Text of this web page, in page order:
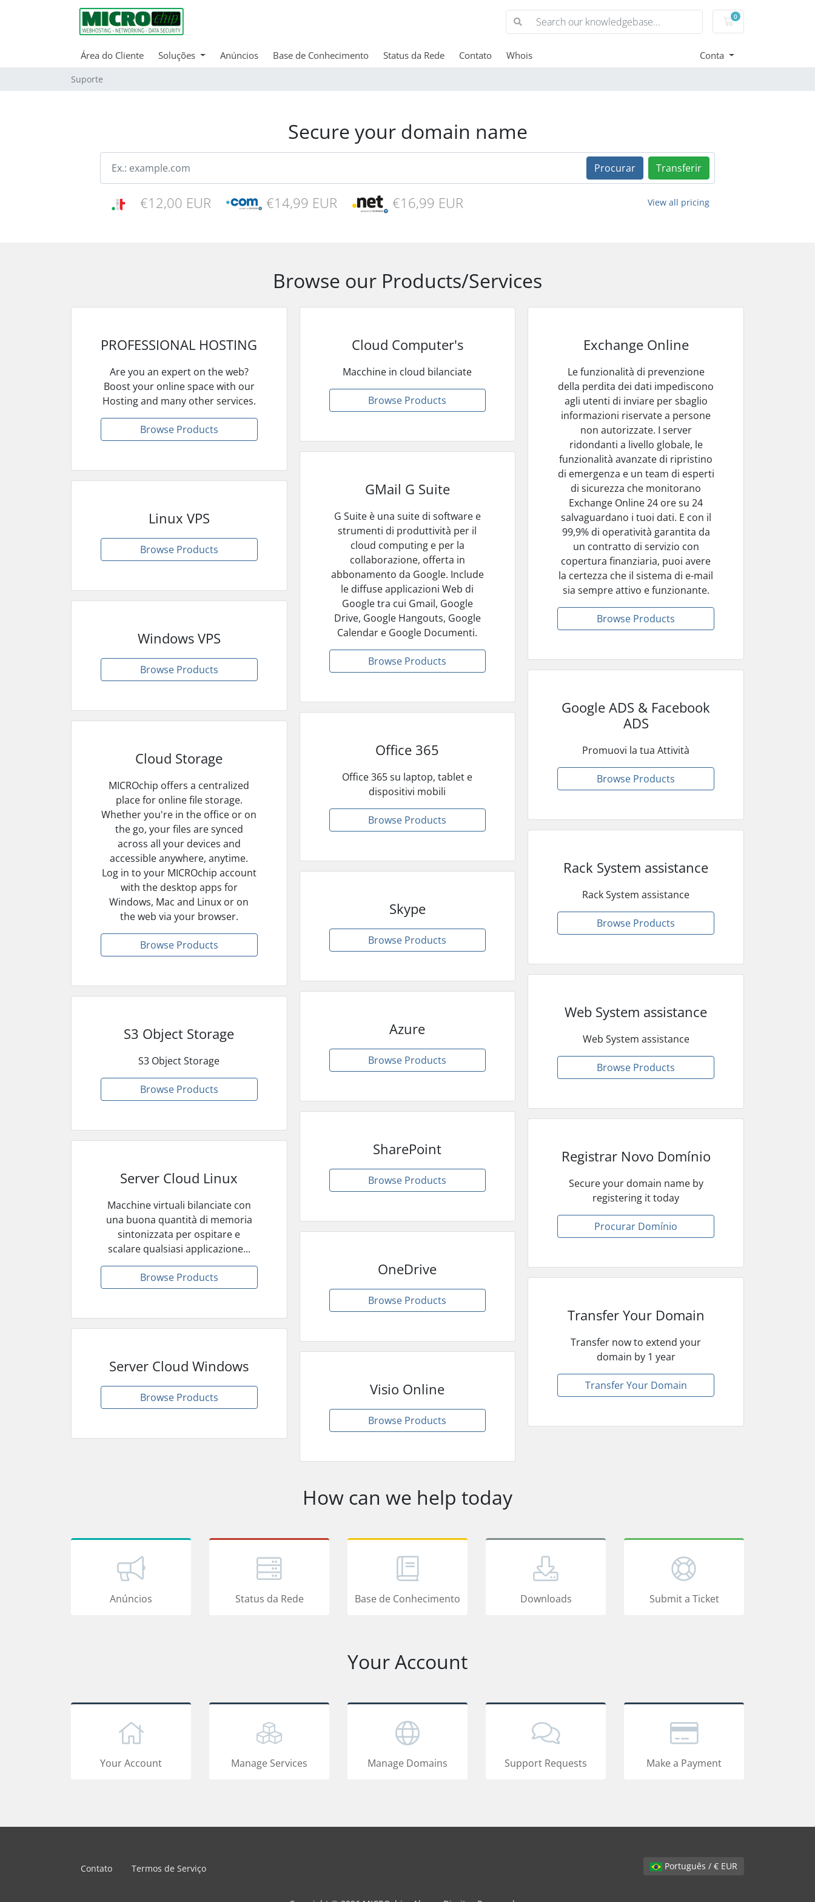
0
Carrinho de
Área do Cliente Soluções Anúncios Base de Conhecimento Status da Rede Contato Whois Conta
Suporte
Secure your domain name
Procurar Transferir
€12,00 EUR €14,99 EUR €16,99 EUR View all pricing
Browse our Products/Services
PROFESSIONAL HOSTING
Are you an expert on the web?
Boost your online space with our
Hosting and many other services.
Browse Products
Linux VPS
Browse Products
Windows VPS
Browse Products
Cloud Storage
MICROchip offers a centralized
place for online file storage.
Whether you're in the office or on
the go, your files are synced
across all your devices and
accessible anywhere, anytime.
Log in to your MICROchip account
with the desktop apps for
Windows, Mac and Linux or on
the web via your browser.
Browse Products
S3 Object Storage
S3 Object Storage
Browse Products
Server Cloud Linux
Macchine virtuali bilanciate con
una buona quantità di memoria
sintonizzata per ospitare e
scalare qualsiasi applicazione...
Browse Products
Server Cloud Windows
Browse Products
Cloud Computer's
Macchine in cloud bilanciate
Browse Products
GMail G Suite
G Suite è una suite di software e
strumenti di produttività per il
cloud computing e per la
collaborazione, offerta in
abbonamento da Google. Include
le diffuse applicazioni Web di
Google tra cui Gmail, Google
Drive, Google Hangouts, Google
Calendar e Google Documenti.
Browse Products
Office 365
Office 365 su laptop, tablet e
dispositivi mobili
Browse Products
Skype
Browse Products
Azure
Browse Products
SharePoint
Browse Products
OneDrive
Browse Products
Visio Online
Browse Products
Exchange Online
Le funzionalità di prevenzione
della perdita dei dati impediscono
agli utenti di inviare per sbaglio
informazioni riservate a persone
non autorizzate. I server
ridondanti a livello globale, le
funzionalità avanzate di ripristino
di emergenza e un team di esperti
di sicurezza che monitorano
Exchange Online 24 ore su 24
salvaguardano i tuoi dati. E con il
99,9% di operatività garantita da
un contratto di servizio con
copertura finanziaria, puoi avere
la certezza che il sistema di e-mail
sia sempre attivo e funzionante.
Browse Products
Google ADS & Facebook
ADS
Promuovi la tua Attività
Browse Products
Rack System assistance
Rack System assistance
Browse Products
Web System assistance
Web System assistance
Browse Products
Registrar Novo Domínio
Secure your domain name by
registering it today
Procurar Domínio
Transfer Your Domain
Transfer now to extend your
domain by 1 year
Transfer Your Domain
How can we help today
Anúncios Status da Rede Base de Conhecimento Downloads Submit a Ticket
Your Account
Your Account Manage Services Manage Domains Support Requests Make a Payment
Português / € EUR
Contato Termos de Serviço